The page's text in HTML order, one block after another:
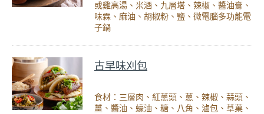
或雞高湯、米酒、九層塔、辣椒、醬油膏、
味霖、麻油、胡椒粉、鹽、微電腦多功能電
子鍋
古早味刈包
食材：三層肉、紅蔥頭、蔥、辣椒、蒜頭、
薑、醬油、蠔油、糖、八角、滷包、草菓、